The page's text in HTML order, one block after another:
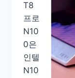
T8
프로
N10
0은
인텔
N10